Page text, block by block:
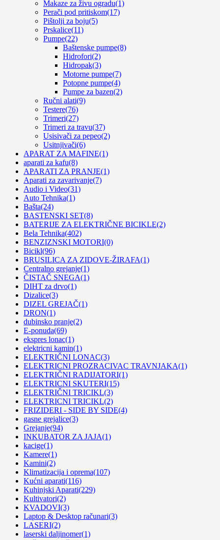
Makaze za živu ogradu(1)
Perači pod pritiskom(17)
Pištolji za boju(5)
Prskalice(11)
Pumpe(22)
Baštenske pumpe(8)
Hidrofori(2)
Hidropak(3)
Motorne pumpe(7)
Potopne pumpe(4)
Pumpe za bazen(2)
Ručni alati(9)
Testere(76)
Trimeri(27)
Trimeri za travu(37)
Usisivači za pepeo(2)
Usitnjivači(6)
APARAT ZA MAFINE(1)
aparati za kafu(8)
APARATI ZA PRANJE(1)
Aparati za zavarivanje(7)
Audio i Video(31)
Auto Tehnika(1)
Bašta(24)
BASTENSKI SET(8)
BATERIJE ZA ELEKTRIČNE BICIKLE(2)
Bela Tehnika(402)
BENZIZNSKI MOTORI(0)
Bicikl(96)
BRUSILICA ZA ZIDOVE-ŽIRAFA(1)
Centralno grejanje(1)
ČISTAČ SNEGA(1)
DIHT za drvo(1)
Dizalice(3)
DIZEL GREJAČ(1)
DRON(1)
dubinsko pranje(2)
E-ponuda(69)
ekspres lonac(1)
elektricni kamin(1)
ELEKTRIČNI LONAC(3)
ELEKTRICNI PROZRACIVAC TRAVNJAKA(1)
ELEKTRIČNI RADIJATORI(1)
ELEKTRICNI SKUTERI(15)
ELEKTRIČNI TRICIKL(3)
ELEKTRICNI TRICIKL(2)
FRIZIDERI - SIDE BY SIDE(4)
gasne grejalice(3)
Grejanje(94)
INKUBATOR ZA JAJA(1)
kacige(1)
Kamere(1)
Kamini(2)
Klimatizacija i oprema(107)
Kućni aparati(116)
Kuhinjski Aparati(229)
Kultivatori(2)
KVADOVI(3)
Laptop & Desktop računari(3)
LASERI(2)
laserski daljinomer(1)